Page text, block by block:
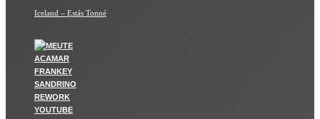
Iceland – Estás Tonné